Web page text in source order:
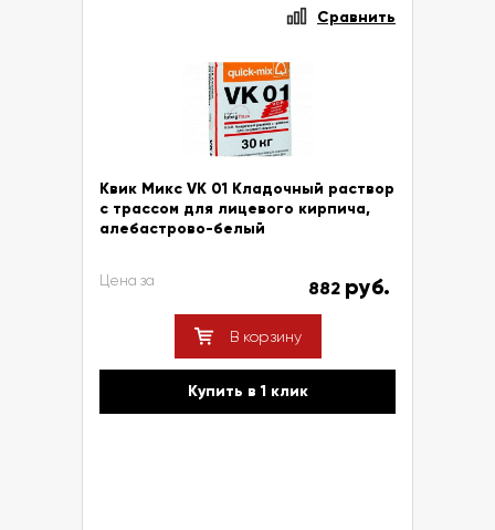
Сравнить
Квик Микс VK 01 Кладочный раствор
с трассом для лицевого кирпича,
алебастрово-белый
Цена за 882 руб.
В корзину
Купить в 1 клик